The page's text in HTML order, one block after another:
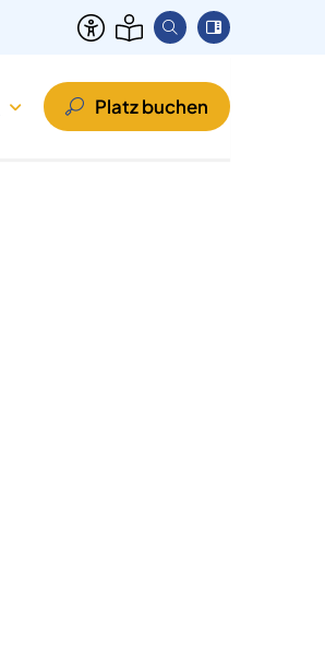
Platz buchen